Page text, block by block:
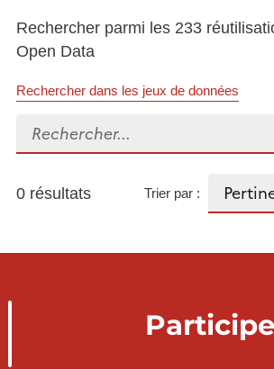
Rechercher parmi les 233
Open Data
Rechercher dans les jeux de données
Rechercher...
0 résultats Trier par :